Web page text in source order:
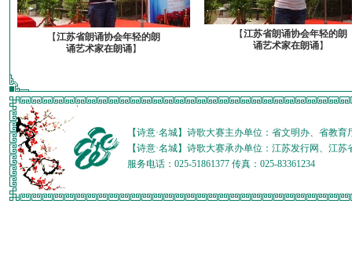
【江苏省朗诵协会年轻的朗
诵艺术家在朗诵】
【江苏省朗诵协会年轻的朗
诵艺术家在朗诵】
【诗意·名城】诗歌大赛主办单位：省文明办、省教
【诗意·名城】诗歌大赛承办单位：江苏发行网、江
服务电话：025-51861377 传真：025-83361234